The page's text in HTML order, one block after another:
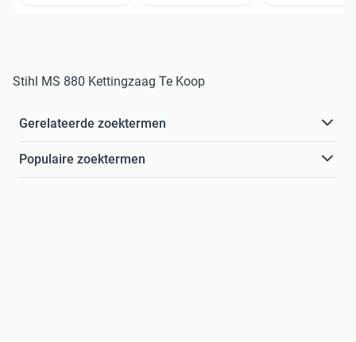
Stihl MS 880 Kettingzaag Te Koop
Gerelateerde zoektermen
Populaire zoektermen